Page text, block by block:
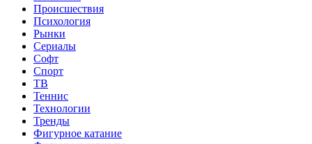
Происшествия
Психология
Рынки
Сериалы
Софт
Спорт
ТВ
Теннис
Технологии
Тренды
Фигурное катание